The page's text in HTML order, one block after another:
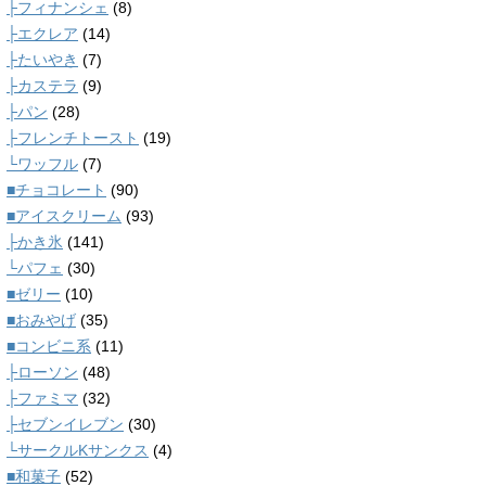
├フィナンシェ (8)
├エクレア (14)
├たいやき (7)
├カステラ (9)
├パン (28)
├フレンチトースト (19)
└ワッフル (7)
■チョコレート (90)
■アイスクリーム (93)
├かき氷 (141)
└パフェ (30)
■ゼリー (10)
■おみやげ (35)
■コンビニ系 (11)
├ローソン (48)
├ファミマ (32)
├セブンイレブン (30)
└サークルKサンクス (4)
■和菓子 (52)